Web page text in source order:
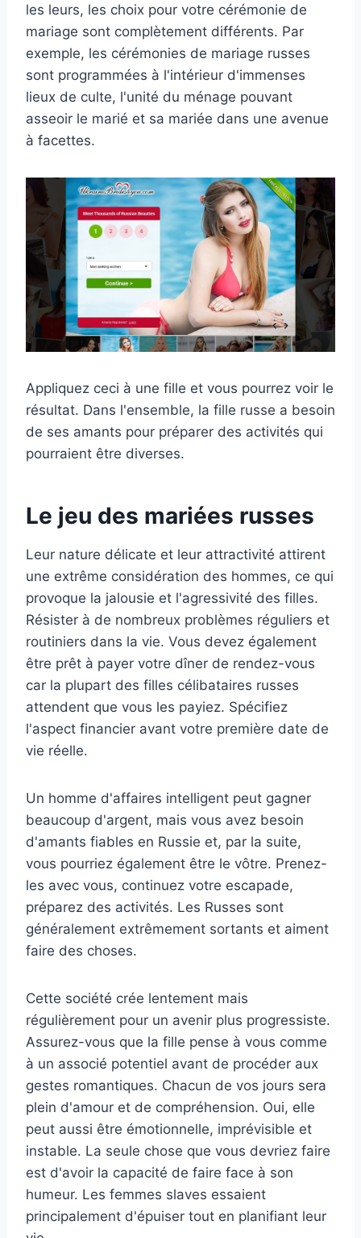
les leurs, les choix pour votre cérémonie de
mariage sont complètement différents. Par
exemple, les cérémonies de mariage russes
sont programmées à l'intérieur d'immenses
lieux de culte, l'unité du ménage pouvant
asseoir le marié et sa mariée dans une avenue
à facettes.
Appliquez ceci à une fille et vous pourrez voir le
résultat. Dans l'ensemble, la fille russe a besoin
de ses amants pour préparer des activités qui
pourraient être diverses.
Le jeu des mariées russes
Leur nature délicate et leur attractivité attirent
une extrême considération des hommes, ce qui
provoque la jalousie et l'agressivité des filles.
Résister à de nombreux problèmes réguliers et
routiniers dans la vie. Vous devez également
être prêt à payer votre dîner de rendez-vous
car la plupart des filles célibataires russes
attendent que vous les payiez. Spécifiez
l'aspect financier avant votre première date de
vie réelle.
Un homme d'affaires intelligent peut gagner
beaucoup d'argent, mais vous avez besoin
d'amants fiables en Russie et, par la suite,
vous pourriez également être le vôtre. Prenez-
les avec vous, continuez votre escapade,
préparez des activités. Les Russes sont
généralement extrêmement sortants et aiment
faire des choses.
Cette société crée lentement mais
régulièrement pour un avenir plus progressiste.
Assurez-vous que la fille pense à vous comme
à un associé potentiel avant de procéder aux
gestes romantiques. Chacun de vos jours sera
plein d'amour et de compréhension. Oui, elle
peut aussi être émotionnelle, imprévisible et
instable. La seule chose que vous devriez faire
est d'avoir la capacité de faire face à son
humeur. Les femmes slaves essaient
principalement d'épuiser tout en planifiant leur